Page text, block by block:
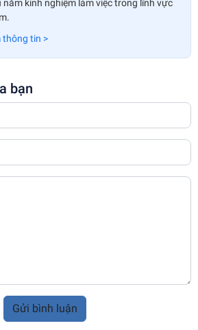
năm kinh nghiệm làm việc trong lĩnh vực
thông tin >
bạn
Gửi bình luận